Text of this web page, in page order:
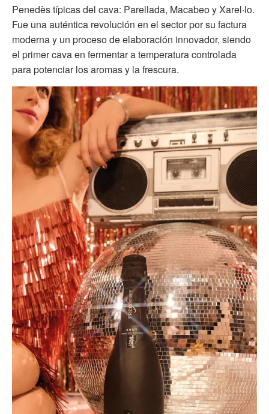
Penedès típicas del cava: Parellada, Macabeo y Xarel·lo.
Fue una auténtica revolución en el sector por su factura
moderna y un proceso de elaboración innovador, siendo
el primer cava en fermentar a temperatura controlada
para potenciar los aromas y la frescura.